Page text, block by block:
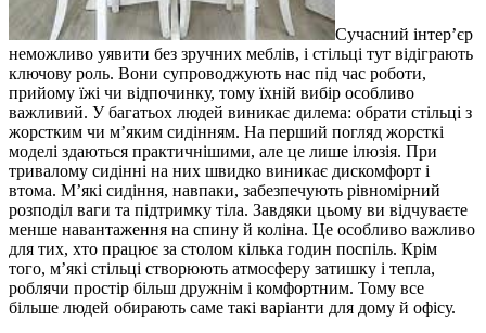
Сучасний інтер’єр
неможливо уявити без зручних меблів, і стільці тут відіграють
ключову роль. Вони супроводжують нас під час роботи,
прийому їжі чи відпочинку, тому їхній вибір особливо
важливий. У багатьох людей виникає дилема: обрати стільці з
жорстким чи м’яким сидінням. На перший погляд жорсткі
моделі здаються практичнішими, але це лише ілюзія. При
тривалому сидінні на них швидко виникає дискомфорт і
втома. М’які сидіння, навпаки, забезпечують рівномірний
розподіл ваги та підтримку тіла. Завдяки цьому ви відчуваєте
менше навантаження на спину й коліна. Це особливо важливо
для тих, хто працює за столом кілька годин поспіль. Крім
того, м’які стільці створюють атмосферу затишку і тепла,
роблячи простір більш дружнім і комфортним. Тому все
більше людей обирають саме такі варіанти для дому й офісу.